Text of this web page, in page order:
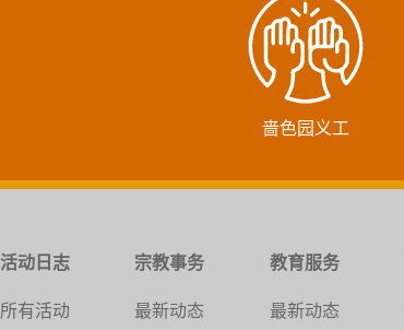
啬色园义工
活动日志
所有活动
宗教事务
最新动态
教育服务
最新动态